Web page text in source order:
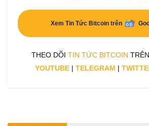
Xem Tin Tức Bitcoin trên
THEO DÕI TIN TỨC BITCOIN TRÊN
YOUTUBE | TELEGRAM |